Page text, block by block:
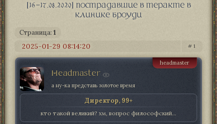
[16-17.08.2020] пострадавшие в теракте в
клинике броуди
Страница: 1
1
2025-01-29 08:14:20
Headmaster
headmaster
а ну-ка представь золотое время
Директор, 99+
кто такой великий? хм, вопрос философский...